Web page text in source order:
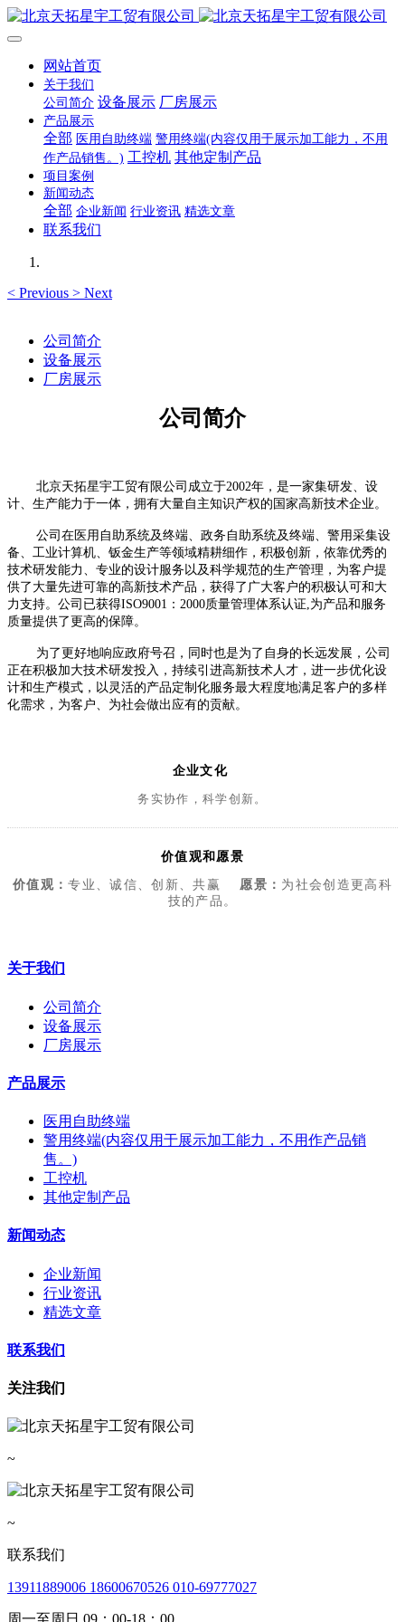
网站首页
关于我们
公司简介 设备展示 厂房展示
产品展示
全部 医用自助终端 警用终端(内容仅用于展示加工能力，不用
作产品销售。) 工控机 其他定制产品
项目案例
新闻动态
全部 企业新闻 行业资讯 精选文章
联系我们
< Previous > Next
公司简介
设备展示
厂房展示
公司简介
北京天拓星宇工贸有限公司成立于2002年，是一家集研发、设
计、生产能力于一体，拥有大量自主知识产权的国家高新技术企业。
公司在医用自助系统及终端、政务自助系统及终端、警用采集设
备、工业计算机、钣金生产等领域精耕细作，积极创新，依靠优秀的
技术研发能力、专业的设计服务以及科学规范的生产管理，为客户提
供了大量先进可靠的高新技术产品，获得了广大客户的积极认可和大
力支持。公司已获得ISO9001：2000质量管理体系认证,为产品和服务
质量提供了更高的保障。
为了更好地响应政府号召，同时也是为了自身的长远发展，公司
正在积极加大技术研发投入，持续引进高新技术人才，进一步优化设
计和生产模式，以灵活的产品定制化服务最大程度地满足客户的多样
化需求，为客户、为社会做出应有的贡献。
企业文化
务实协作，科学创新。
价值观和愿景
价值观：专业、诚信、创新、共赢 愿景： 为社会创造更高科
技的产品。
关于我们
公司简介
设备展示
厂房展示
产品展示
医用自助终端
警用终端(内容仅用于展示加工能力，不用作产品销
售。)
工控机
其他定制产品
新闻动态
企业新闻
行业资讯
精选文章
联系我们
关注我们
~
~
联系我们
13911889006 18600670526 010-69777027